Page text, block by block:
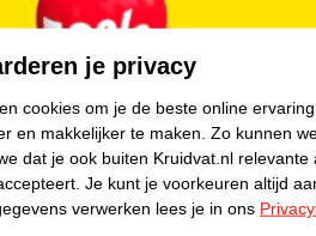
Pers
je privacy
cookies om je de beste online
en makkelijker te maken. Zo kunnen
dat je ook buiten Kruidvat.nl relevante
Je kunt je voorkeuren altijd
verwerken lees je in ons